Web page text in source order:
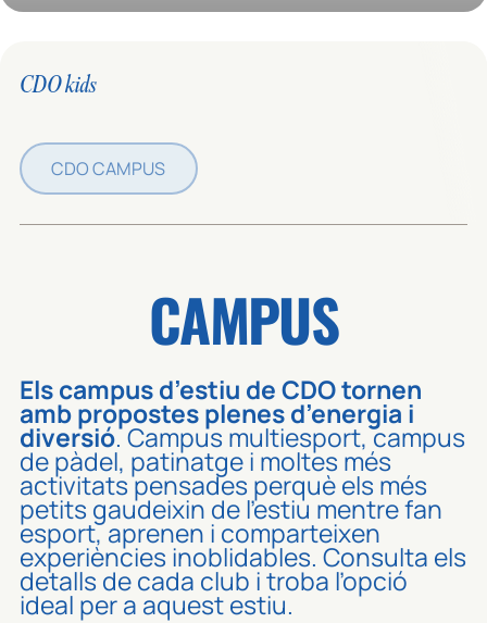
CDO kids
CDO CAMPUS
CAMPUS
Els campus d’estiu deCDOtornen
amb propostes plenes d’energia i
diversió. Campus multiesport, campus
de pàdel, patinatge i moltes més
activitats pensades perquè els més
petits gaudeixin de l’estiu mentre fan
esport, aprenen i comparteixen
experiències inoblidables. Consulta els
detalls de cada club i troba l’opció
ideal per a aquest estiu.